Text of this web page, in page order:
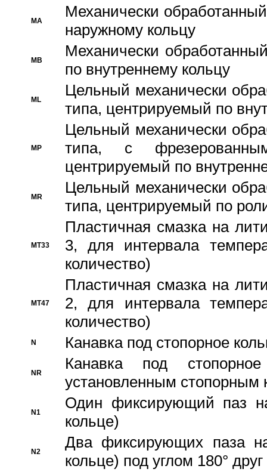
MA
Механически
наружному кольцу
MB
Механически
по внутреннему кольцу
ML
Цельный механически
типа, центрируемый по
MP
Цельный механически
типа, с
центрируемый по
MR
Цельный механически
типа, центрируемый по
MT33
Пластичная смазка на
3, для интервала
количество)
MT47
Пластичная смазка на
2, для интервала
количество)
N Канавка под стопорное
NR
Канавка под
установленным стопорным
N1
Один фиксирующий паз
кольце)
N2
Два фиксирующих паза
кольце) под углом 180° друг